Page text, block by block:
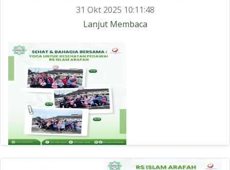
31 Okt 2025 10:11:48
Lanjut Membaca